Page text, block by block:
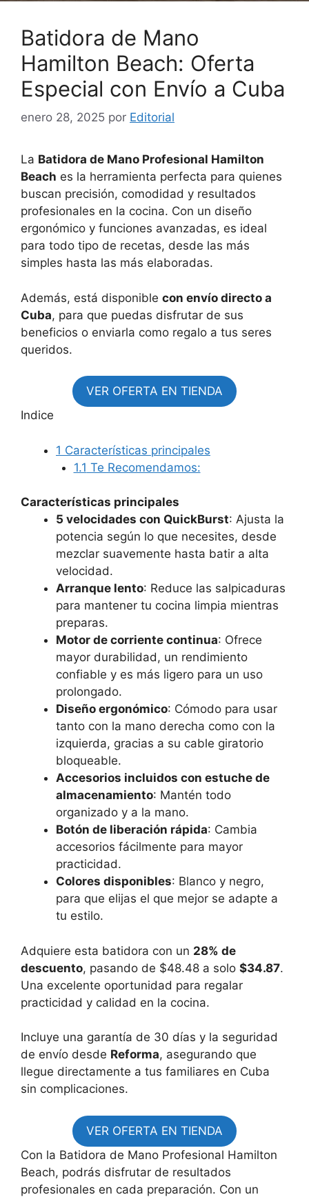
Batidora de Mano
Hamilton Beach: Oferta
Especial con Envío a Cuba
enero 28, 2025 por Editorial
La Batidora de Mano Profesional Hamilton
Beach es la herramienta perfecta para quienes
buscan precisión, comodidad y resultados
profesionales en la cocina. Con un diseño
ergonómico y funciones avanzadas, es ideal
para todo tipo de recetas, desde las más
simples hasta las más elaboradas.
Además, está disponible con envío directo a
Cuba, para que puedas disfrutar de sus
beneficios o enviarla como regalo a tus seres
queridos.
VER OFERTA EN TIENDA
Indice
1 Características principales
1.1 Te Recomendamos:
Características principales
5 velocidades con QuickBurst: Ajusta la
potencia según lo que necesites, desde
mezclar suavemente hasta batir a alta
velocidad.
Arranque lento: Reduce las salpicaduras
para mantener tu cocina limpia mientras
preparas.
Motor de corriente continua: Ofrece
mayor durabilidad, un rendimiento
confiable y es más ligero para un uso
prolongado.
Diseño ergonómico: Cómodo para usar
tanto con la mano derecha como con la
izquierda, gracias a su cable giratorio
bloqueable.
Accesorios incluidos con estuche de
almacenamiento: Mantén todo
organizado y a la mano.
Botón de liberación rápida: Cambia
accesorios fácilmente para mayor
practicidad.
Colores disponibles: Blanco y negro,
para que elijas el que mejor se adapte a
tu estilo.
Adquiere esta batidora con un 28% de
descuento, pasando de $48.48 a solo $34.87.
Una excelente oportunidad para regalar
practicidad y calidad en la cocina.
Incluye una garantía de 30 días y la seguridad
de envío desde Reforma, asegurando que
llegue directamente a tus familiares en Cuba
sin complicaciones.
VER OFERTA EN TIENDA
Con la Batidora de Mano Profesional Hamilton
Beach, podrás disfrutar de resultados
profesionales en cada preparación. Con un